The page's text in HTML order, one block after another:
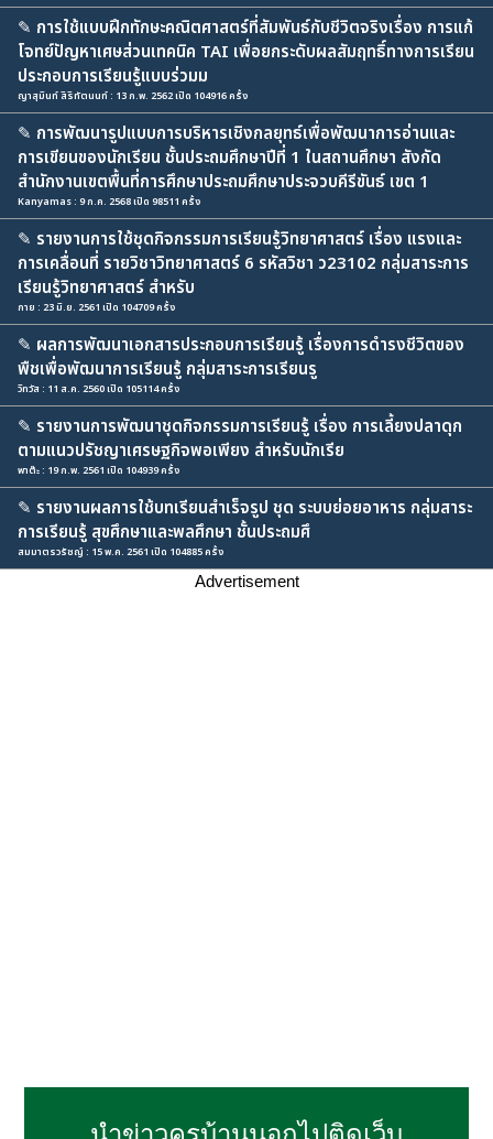
✎ การใช้แบบฝึกทักษะคณิตศาสตร์ที่สัมพันธ์กับชีวิตจริงเรื่อง การแก้
โจทย์ปัญหาเศษส่วนเทคนิค TAI เพื่อยกระดับผลสัมฤทธิ์ทางการเรียน
ประกอบการเรียนรู้แบบร่วมม
ญาสุมินท์ สิริทัตนนท์ : 13 ก.พ. 2562 เปิด 104916 ครั้ง
✎ การพัฒนารูปแบบการบริหารเชิงกลยุทธ์เพื่อพัฒนาการอ่านและ
การเขียนของนักเรียน ชั้นประถมศึกษาปีที่ 1 ในสถานศึกษา สังกัด
สำนักงานเขตพื้นที่การศึกษาประถมศึกษาประจวบคีรีขันธ์ เขต 1
Kanyamas : 9 ก.ค. 2568 เปิด 98511 ครั้ง
✎ รายงานการใช้ชุดกิจกรรมการเรียนรู้วิทยาศาสตร์ เรื่อง แรงและ
การเคลื่อนที่ รายวิชาวิทยาศาสตร์ 6 รหัสวิชา ว23102 กลุ่มสาระการ
เรียนรู้วิทยาศาสตร์ สำหรับ
กาย : 23 มิ.ย. 2561 เปิด 104709 ครั้ง
✎ ผลการพัฒนาเอกสารประกอบการเรียนรู้ เรื่องการดำรงชีวิตของ
พืชเพื่อพัฒนาการเรียนรู้ กลุ่มสาระการเรียนรู
วิทวัส : 11 ส.ค. 2560 เปิด 105114 ครั้ง
✎ รายงานการพัฒนาชุดกิจกรรมการเรียนรู้ เรื่อง การเลี้ยงปลาดุก
ตามแนวปรัชญาเศรษฐกิจพอเพียง สำหรับนักเรีย
พาต๊ะ : 19 ก.พ. 2561 เปิด 104939 ครั้ง
✎ รายงานผลการใช้บทเรียนสำเร็จรูป ชุด ระบบย่อยอาหาร กลุ่มสาระ
การเรียนรู้ สุขศึกษาและพลศึกษา ชั้นประถมศึ
สมมาตรวรัชญ์ : 15 พ.ค. 2561 เปิด 104885 ครั้ง
Advertisement